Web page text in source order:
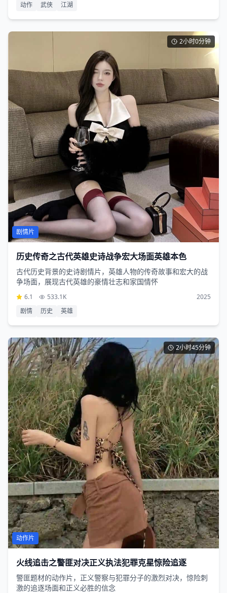
动作
武侠 江湖
2小时0分钟
剧情片
历史传奇之古代英雄史诗战争宏大场面英雄本色
古代历史背景的史诗剧情片，英雄人物的传奇故事和宏大的战
争场面，展现古代英雄的豪情壮志和家国情怀
6.1 533.1K
2025
剧情
历史 英雄
2小时45分钟
动作片
火线追击之警匪对决正义执法犯罪克星惊险追逐
警匪题材的动作片，正义警察与犯罪分子的激烈对决，惊险刺
激的追逐场面和正义必胜的信念